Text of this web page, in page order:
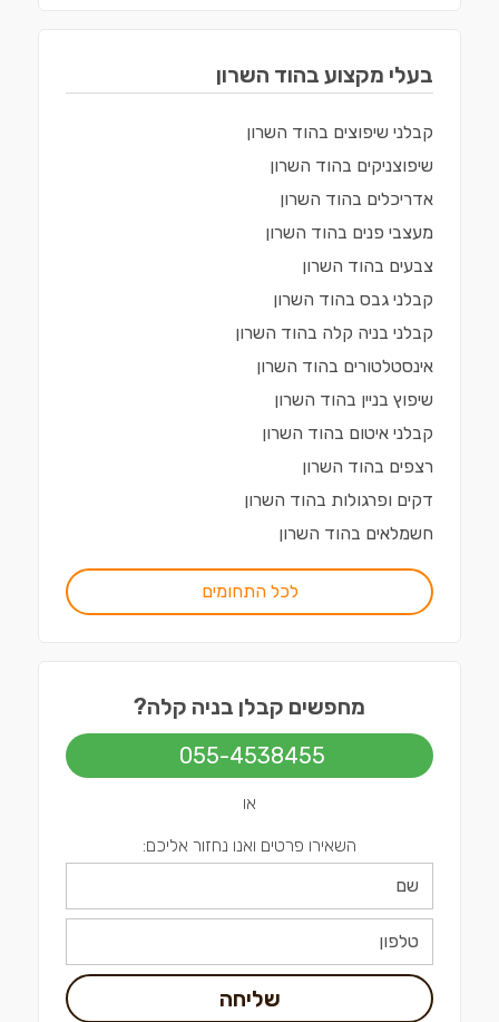
בעלי מקצוע בהוד השרון
קבלני שיפוצים בהוד השרון
שיפוצניקים בהוד השרון
אדריכלים בהוד השרון
מעצבי פנים בהוד השרון
צבעים בהוד השרון
קבלני גבס בהוד השרון
קבלני בניה קלה בהוד השרון
אינסטלטורים בהוד השרון
שיפוץ בניין בהוד השרון
קבלני איטום בהוד השרון
רצפים בהוד השרון
דקים ופרגולות בהוד השרון
חשמלאים בהוד השרון
לכל התחומים
מחפשים קבלן בניה קלה?
055-4538455
או
השאירו פרטים ואנו נחזור אליכם:
שליחה